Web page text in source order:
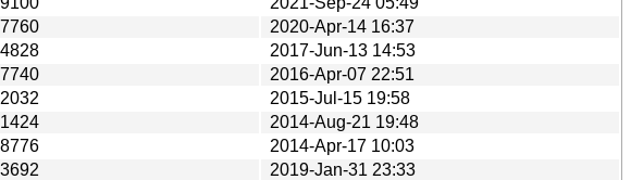
2020-Apr-14 16:37
2017-Jun-13 14:53
2016-Apr-07 22:51
2015-Jul-15 19:58
2014-Aug-21 19:48
2014-Apr-17 10:03
2019-Jan-31 23:33